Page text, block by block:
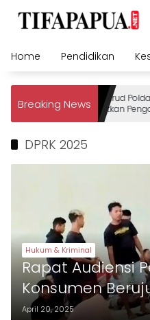
Home
Pendidikan
Breaking NewsDitpolairud Polda
Tingkatkan
Wisatawan
DPRK 2025
Hukum & Kriminal
Rapat Audiensi
Konsumen
oleh DPRK Raja
April 20, 2025